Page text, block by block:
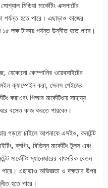
মিডিয়া মার্কেটিং এক্সপার্টের
পর্যন্ত হতে পারে। এছাড়াও কাজের
লক্ষ টাকায় পর্যন্ত উন্নীত হতে পারে।
যেকোনো কোম্পানির ওয়েবসাইটের
ক্যাম্পেইন করা, সেলস পেইজের
করাএবং পিআর মার্কেটিংয়ে সাহায্য
ঘরে বসেও কাজ করতে পারবেন।
গড়তে চাইলে আপনাকে এসইও, কনটেন্ট
ব্লগিং, বিভিন্ন মার্কেটিং টুলস এবং
ম্যানেজারের বাৎসরিক বেতন
এছাড়াও অভিজ্ঞতা ও দক্ষতার উপর
হতে পারে।